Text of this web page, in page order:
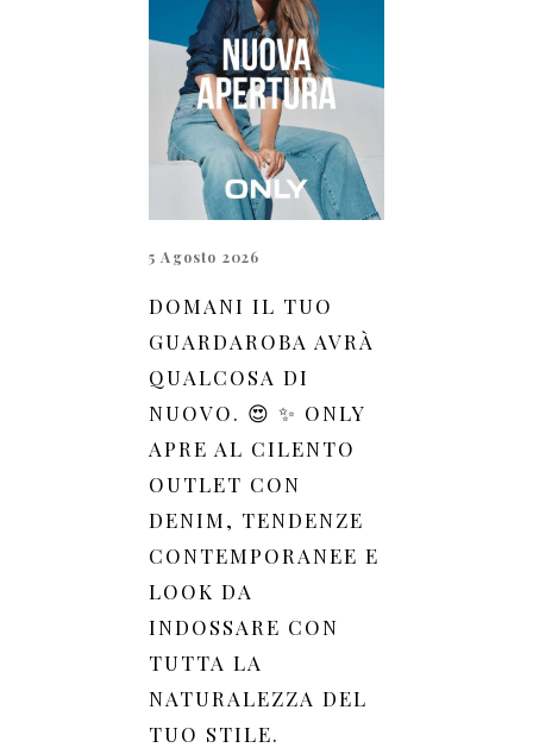
5 Agosto 2026
DOMANI IL TUO
GUARDAROBA AVRÀ
QUALCOSA DI
NUOVO. 😍 ✨ ONLY
APRE AL CILENTO
OUTLET CON
DENIM, TENDENZE
CONTEMPORANEE E
LOOK DA
INDOSSARE CON
TUTTA LA
NATURALEZZA DEL
TUO STILE.